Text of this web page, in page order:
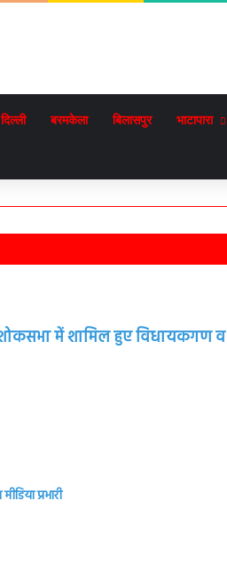
बरमकेला बिलासपुर भाटापारा
में शामिल हुए विधायकगण व
प्रभारी